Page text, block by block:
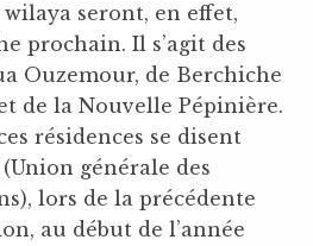
seront, en effet,
prochain. Il s’agit des
Ouzemour, de Berchiche
de la Nouvelle Pépinière.
résidences se disent
(Union générale des
lors de la précédente
au début de l’année